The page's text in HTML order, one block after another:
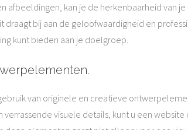
kan je de herkenbaarheid van
bij aan de geloofwaardigheid en
kunt bieden aan je doelgroep.
van originele en creatieve
visuele details, kunt u een